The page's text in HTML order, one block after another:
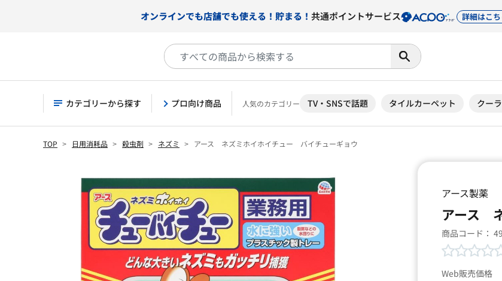
オンラインでも店舗でも使える！貯まる！ 共通ポイントサービス 詳細はこ
カテゴリーから探す プロ向け商品 人気のカテゴリー TV・SNSで話題 タイルカーペット クー
TOP 日用消耗品 殺虫剤 ネズミ アース ネズミホイホイチュー バイチューギョウ
アース製薬
アース
商品コード：
Web販売価格